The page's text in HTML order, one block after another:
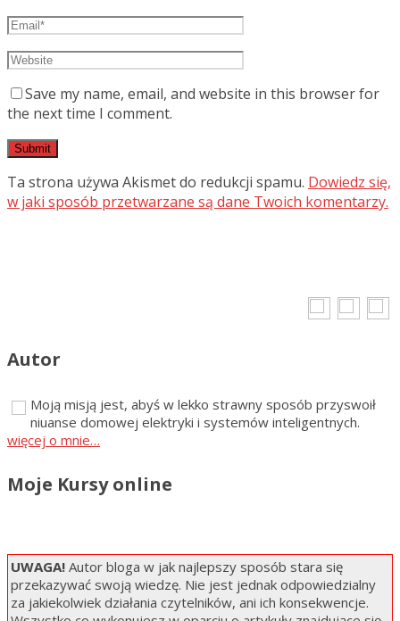
Save my name, email, and website in this browser for
the next time I comment.
Ta strona używa Akismet do redukcji spamu. Dowiedz się,
w jaki sposób przetwarzane są dane Twoich komentarzy.
Autor
Moją misją jest, abyś w lekko strawny sposób przyswoił
niuanse domowej elektryki i systemów inteligentnych.
więcej o mnie…
Moje Kursy online
UWAGA! Autor bloga w jak najlepszy sposób stara się
przekazywać swoją wiedzę. Nie jest jednak odpowiedzialny
za jakiekolwiek działania czytelników, ani ich konsekwencje.